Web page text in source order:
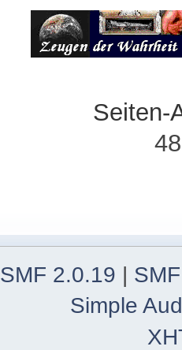
Seiten-
SMF 2.0.19 |
Simple